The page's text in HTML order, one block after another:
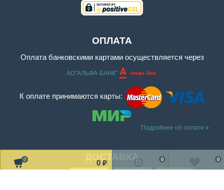
0 0 ₽
0
0
ОПЛАТА
Оплата банковскими картами осуществляется через
АО"АЛЬФА-БАНК"
К оплате принимаются карты:
Подробнее об оплате
ДОСТАВКА